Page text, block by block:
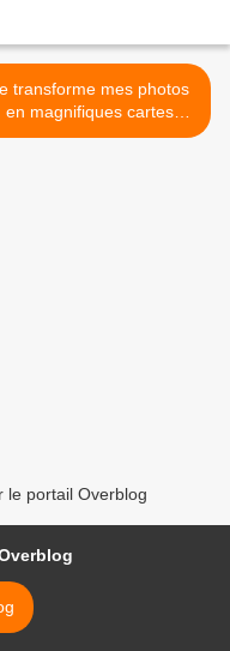
transforme mes photos
en magnifiques cartes
postales grâce à
le portail Overblog